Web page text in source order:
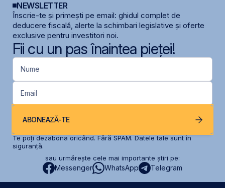
NEWSLETTER
Înscrie-te și primești pe email: ghidul complet de
deducere fiscală, alerte la schimbari legislative și oferte
exclusive pentru investitori noi.
Fii cu un pas înaintea pieței!
Nume
Email
ABONEAZĂ-TE
Te poți dezabona oricând. Fără SPAM. Datele tale sunt în
siguranță.
sau urmărește cele mai importante știri pe:
Messenger WhatsApp Telegram